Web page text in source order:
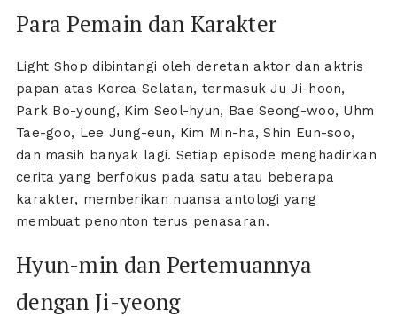
Para Pemain dan Karakter
Light Shop dibintangi oleh deretan aktor dan aktris
papan atas Korea Selatan, termasuk Ju Ji-hoon,
Park Bo-young, Kim Seol-hyun, Bae Seong-woo, Uhm
Tae-goo, Lee Jung-eun, Kim Min-ha, Shin Eun-soo,
dan masih banyak lagi. Setiap episode menghadirkan
cerita yang berfokus pada satu atau beberapa
karakter, memberikan nuansa antologi yang
membuat penonton terus penasaran.
Hyun-min dan Pertemuannya
dengan Ji-yeong